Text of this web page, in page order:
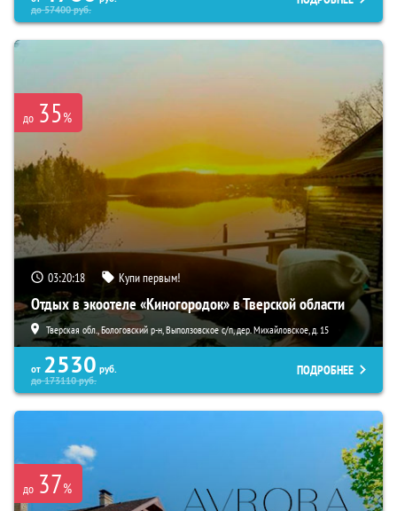
до57400руб.
до 35%
03:20:16 Купи первым!
Отдых в экоотеле «Киногородок» в Тверской области
Тверская обл., Бологовский р-н, Выползовское с/п, дер. Михайловское, д. 15
от 2530 руб.
до173110руб.
ПОДРОБНЕЕ
до 37%